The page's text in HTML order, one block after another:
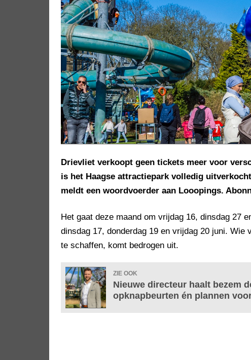
Drievliet verkoopt geen tickets meer voor
is het Haagse attractiepark volledig
meldt een woordvoerder aan Looopings.
Het gaat deze maand om vrijdag 16, dinsdag 27
dinsdag 17, donderdag 19 en vrijdag 20 juni. Wie
te schaffen, komt bedrogen uit.
ZIE OOK
Nieuwe directeur haalt bezem
opknapbeurten én plannen